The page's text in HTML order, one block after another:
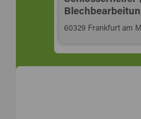
60329 Frankfurt am